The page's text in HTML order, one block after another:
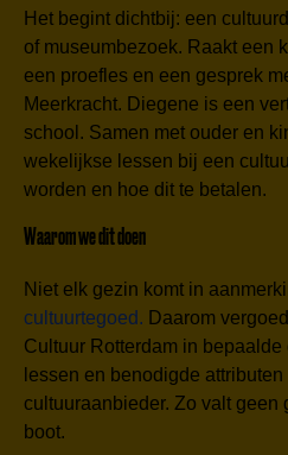
Het begint dichtbij: een
of museumbezoek. Raakt een
een proefles en een gesprek
Meerkracht. Diegene is een
school. Samen met ouder en
wekelijkse lessen bij een
worden en hoe dit te betalen.
Waarom we dit doen
Niet elk gezin komt in
cultuurtegoed. Daarom
Cultuur Rotterdam in
lessen en benodigde
cultuuraanbieder. Zo valt geen
boot.